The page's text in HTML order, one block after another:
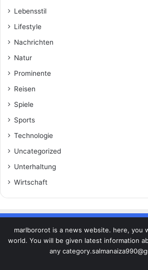
Lebensstil
Lifestyle
Nachrichten
Natur
Prominente
Reisen
Spiele
Sports
Technologie
Uncategorized
Unterhaltung
Wirtschaft
marlbororot is a news website. here, you
world. You will be given latest information
any